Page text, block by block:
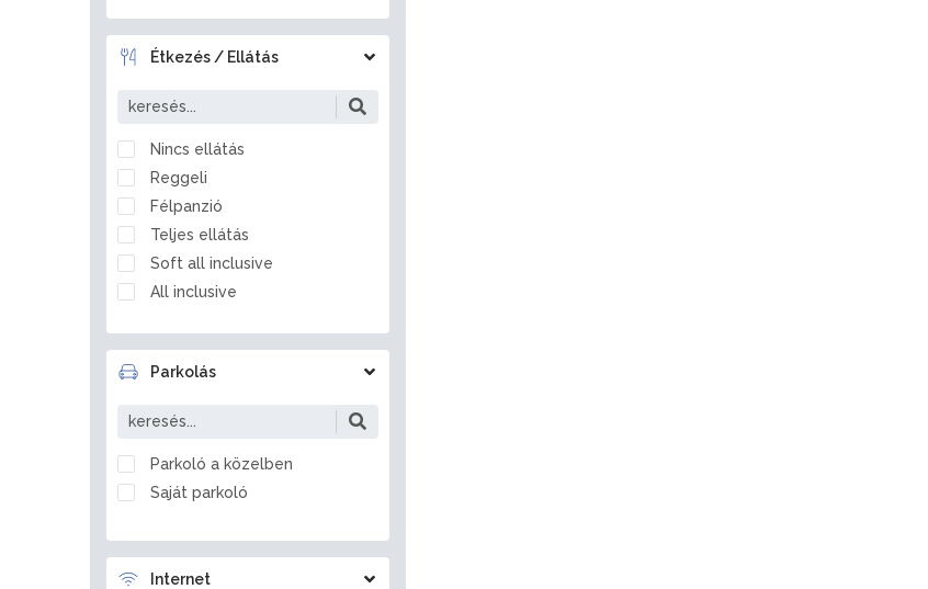
Balatonakarattya
Balatonberény
Balatonboglár
Balatonederics
Balatonfenyves
Balatonfőkajár
Balatonföldvár
Balatonfüred
Balatonkenese
Balatonmagyaród
Balatonrendes
Balatonszabadi
Balatonszemes
Készpénz
Átutalás
Étkezés / Ellátás
Nincs ellátás
Reggeli
Félpanzió
Teljes ellátás
Soft all inclusive
All inclusive
Parkolás
Parkoló a közelben
Saját parkoló
Internet